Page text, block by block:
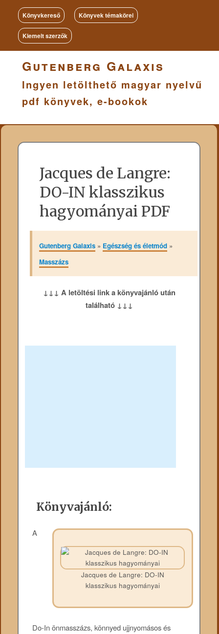
Könyvkereső Könyvek témakörei
Kiemelt szerzők
Gutenberg Galaxis
Ingyen letölthető magyar nyelvű
pdf könyvek, e-bookok
Jacques de Langre:
DO-IN klasszikus
hagyományai PDF
Gutenberg Galaxis» Egészség és életmód»
Masszázs
↓↓↓ A letöltési link a könyvajánló után
található ↓↓↓
Könyvajánló:
Jacques de Langre: DO-IN
klasszikus hagyományai
A
Do-In önmasszázs, könnyed ujjnyomásos és